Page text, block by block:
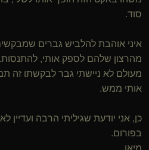
סוד.
איני אוהבת להלביש גברים
מהרצון שלהם לספק אותי, להתנסות.
מעולם לא ניישתי גבר לבקשתו זה
אותי ממש.
כן, אני יודעת שגיליתי הרבה ועדיין
בפורום.